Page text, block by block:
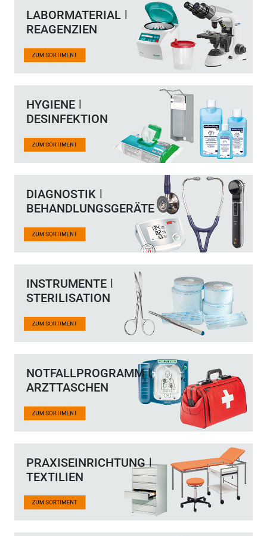
LABORMATERIAL ǀ
REAGENZIEN
HYGIENE ǀ
DESINFEKTION
DIAGNOSTIK ǀ
BEHANDLUNGSGERÄTE
INSTRUMENTE ǀ
STERILISATION
NOTFALLPROGRAMM ǀ
ARZTTASCHEN
PRAXISEINRICHTUNG ǀ
TEXTILIEN